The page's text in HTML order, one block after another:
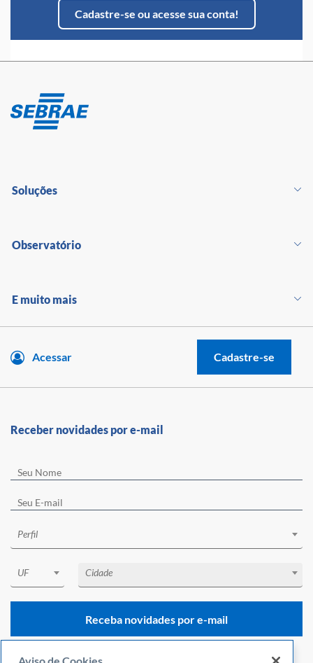
Cadastre-se ou acesse sua conta!
Soluções
Observatório
E muito mais
Acessar Cadastre-se
Receber novidades por e-mail
Perfil
UF Cidade
Receba novidades por e-mail